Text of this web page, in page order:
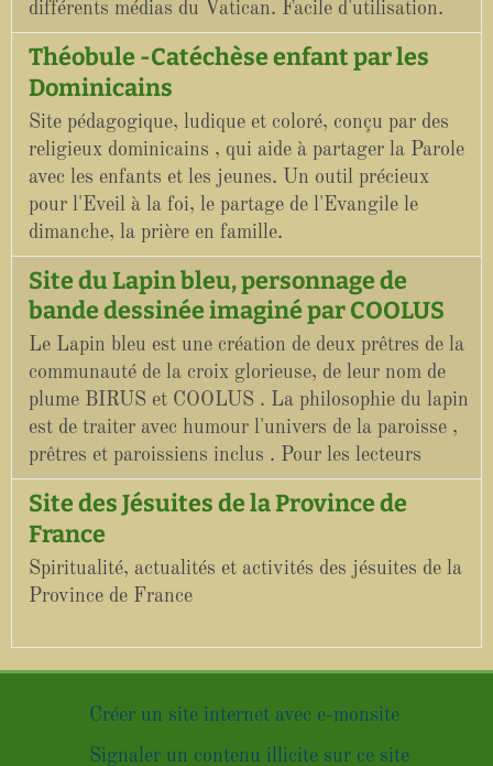
différents médias du Vatican. Facile d'utilisation.
Théobule -Catéchèse enfant par les
Dominicains
Site pédagogique, ludique et coloré, conçu par des
religieux dominicains , qui aide à partager la Parole
avec les enfants et les jeunes. Un outil précieux
pour l'Eveil à la foi, le partage de l'Evangile le
dimanche, la prière en famille.
Site du Lapin bleu, personnage de
bande dessinée imaginé par COOLUS
Le Lapin bleu est une création de deux prêtres de la
communauté de la croix glorieuse, de leur nom de
plume BIRUS et COOLUS . La philosophie du lapin
est de traiter avec humour l'univers de la paroisse ,
prêtres et paroissiens inclus . Pour les lecteurs
Site des Jésuites de la Province de
France
Spiritualité, actualités et activités des jésuites de la
Province de France
Créer un site internet avec e-monsite
Signaler un contenu illicite sur ce site